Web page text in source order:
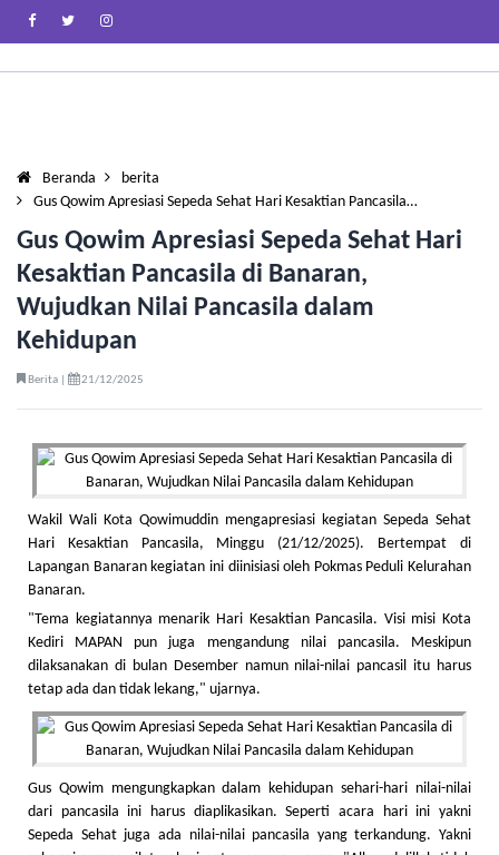
Beranda
berita
Gus Qowim Apresiasi Sepeda Sehat Hari Kesaktian Pancasila…
Gus Qowim Apresiasi Sepeda Sehat Hari
Kesaktian Pancasila di Banaran,
Wujudkan Nilai Pancasila dalam
Kehidupan
Berita | 21/12/2025
Wakil Wali Kota Qowimuddin mengapresiasi kegiatan Sepeda Sehat
Hari Kesaktian Pancasila, Minggu (21/12/2025). Bertempat di
Lapangan Banaran kegiatan ini diinisiasi oleh Pokmas Peduli Kelurahan
Banaran.
"Tema kegiatannya menarik Hari Kesaktian Pancasila. Visi misi Kota
Kediri MAPAN pun juga mengandung nilai pancasila. Meskipun
dilaksanakan di bulan Desember namun nilai-nilai pancasil itu harus
tetap ada dan tidak lekang," ujarnya.
Gus Qowim mengungkapkan dalam kehidupan sehari-hari nilai-nilai
dari pancasila ini harus diaplikasikan. Seperti acara hari ini yakni
Sepeda Sehat juga ada nilai-nilai pancasila yang terkandung. Yakni